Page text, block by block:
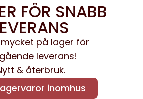
FÖR SNABB
på lager för
leverans!
& återbruk.
inomhus